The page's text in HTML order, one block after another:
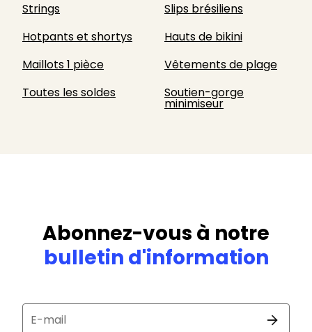
Strings
Slips brésiliens
Hotpants et shortys
Hauts de bikini
Maillots 1 pièce
Vêtements de plage
Toutes les soldes
Soutien-gorge
minimiseur
Abonnez-vous à notre
bulletin d'information
E-mail